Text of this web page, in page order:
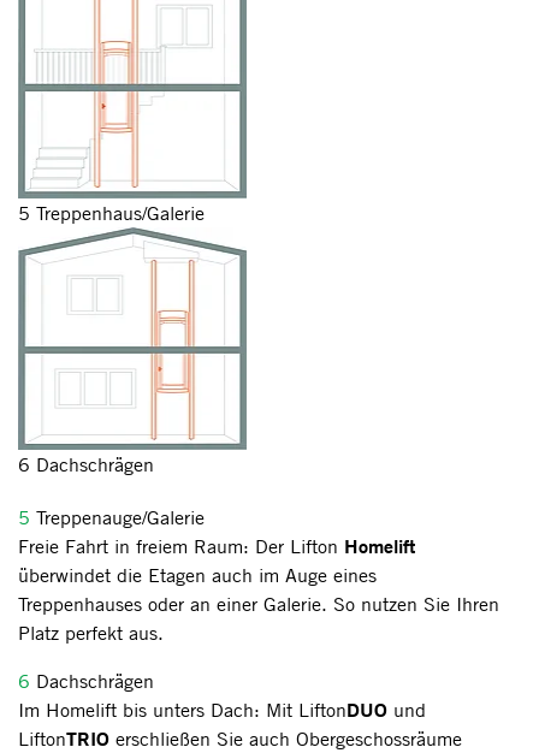
5 Treppenhaus/Galerie
6 Dachschrägen
5 Treppenauge/Galerie
Freie Fahrt in freiem Raum: Der Lifton Homelift
überwindet die Etagen auch im Auge eines
Treppenhauses oder an einer Galerie. So nutzen Sie Ihren
Platz perfekt aus.
6 Dachschrägen
Im Homelift bis unters Dach: Mit LiftonDUO und
LiftonTRIO erschließen Sie auch Obergeschossräume